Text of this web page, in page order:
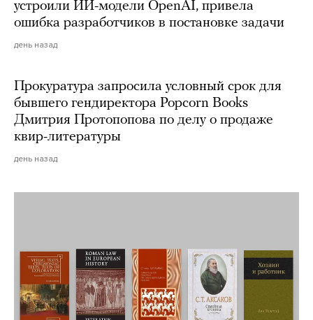
устроили ИИ-модели OpenAI, привела
ошибка разработчиков в постановке задачи
день назад
Прокуратура запросила условный срок для
бывшего гендиректора Popcorn Books
Дмитрия Протопопова по делу о продаже
квир-литературы
день назад